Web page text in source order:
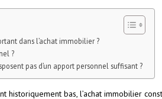
dans l’achat immobilier ?
?
pas d’un apport personnel suffisant ?
historiquement bas, l’achat immobilier